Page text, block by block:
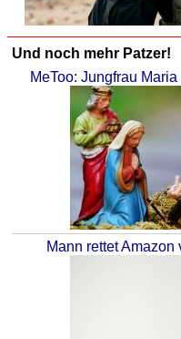
Und noch mehr Patzer!
MeToo: Jungfrau
Mann rettet